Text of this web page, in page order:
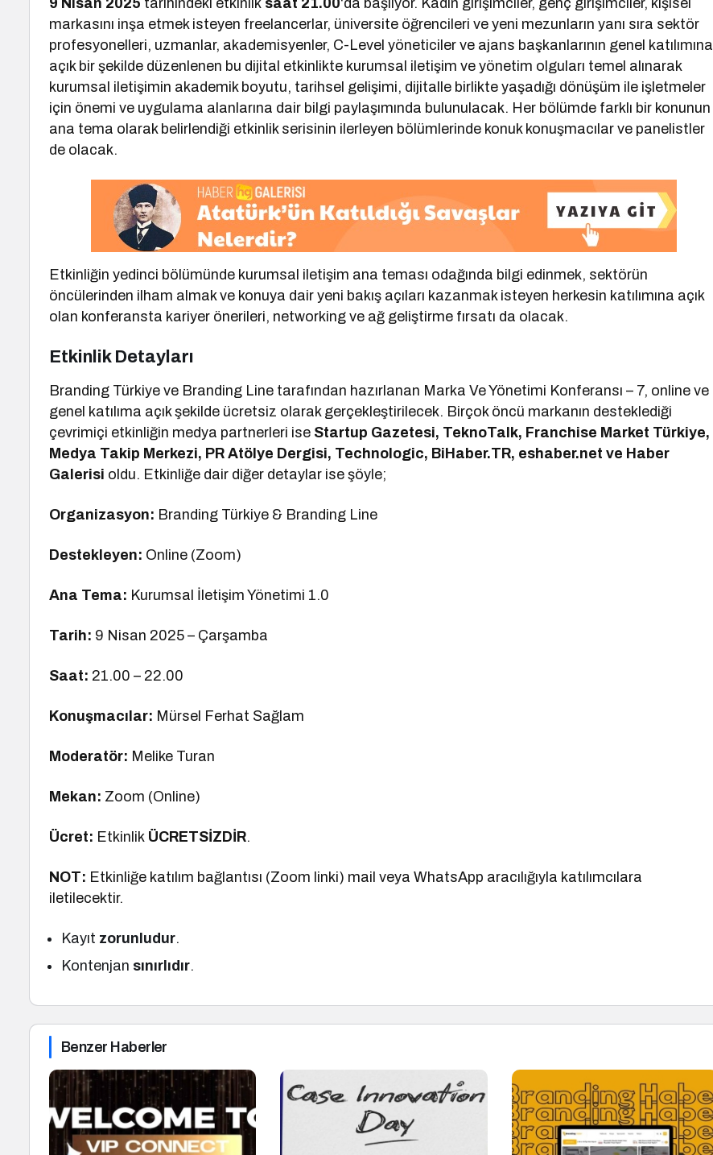
9 Nisan 2025 tarihindeki etkinlik saat 21.00‘da başlıyor. Kadın girişimciler, genç girişimciler, kişisel
markasını inşa etmek isteyen freelancerlar, üniversite öğrencileri ve yeni mezunların yanı sıra sektör
profesyonelleri, uzmanlar, akademisyenler, C-Level yöneticiler ve ajans başkanlarının genel katılımına
açık bir şekilde düzenlenen bu dijital etkinlikte kurumsal iletişim ve yönetim olguları temel alınarak
kurumsal iletişimin akademik boyutu, tarihsel gelişimi, dijitalle birlikte yaşadığı dönüşüm ile işletmeler
için önemi ve uygulama alanlarına dair bilgi paylaşımında bulunulacak. Her bölümde farklı bir konunun
ana tema olarak belirlendiği etkinlik serisinin ilerleyen bölümlerinde konuk konuşmacılar ve panelistler
de olacak.
Etkinliğin yedinci bölümünde kurumsal iletişim ana teması odağında bilgi edinmek, sektörün
öncülerinden ilham almak ve konuya dair yeni bakış açıları kazanmak isteyen herkesin katılımına açık
olan konferansta kariyer önerileri, networking ve ağ geliştirme fırsatı da olacak.
Etkinlik Detayları
Branding Türkiye ve Branding Line tarafından hazırlanan Marka Ve Yönetimi Konferansı – 7, online ve
genel katılıma açık şekilde ücretsiz olarak gerçekleştirilecek. Birçok öncü markanın desteklediği
çevrimiçi etkinliğin medya partnerleri ise Startup Gazetesi, TeknoTalk, Franchise Market Türkiye,
Medya Takip Merkezi, PR Atölye Dergisi, Technologic, BiHaber.TR, eshaber.net ve Haber
Galerisi oldu. Etkinliğe dair diğer detaylar ise şöyle;
Organizasyon: Branding Türkiye & Branding Line
Destekleyen: Online (Zoom)
Ana Tema: Kurumsal İletişim Yönetimi 1.0
Tarih: 9 Nisan 2025 – Çarşamba
Saat: 21.00 – 22.00
Konuşmacılar: Mürsel Ferhat Sağlam
Moderatör: Melike Turan
Mekan: Zoom (Online)
Ücret: Etkinlik ÜCRETSİZDİR.
NOT: Etkinliğe katılım bağlantısı (Zoom linki) mail veya WhatsApp aracılığıyla katılımcılara
iletilecektir.
Kayıt zorunludur.
Kontenjan sınırlıdır.
Benzer Haberler